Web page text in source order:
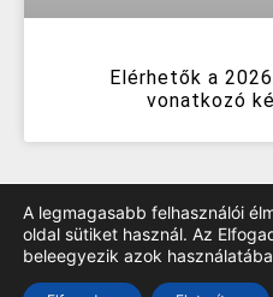
Elérhetők a
vonatkozó
A legmagasabb felhasználói
oldal sütiket használ. Az
beleegyezik azok